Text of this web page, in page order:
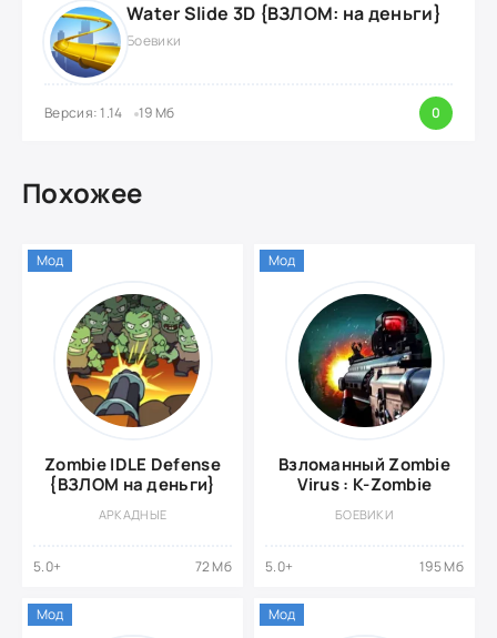
Water Slide 3D {ВЗЛОМ: на деньги}
Боевики
Версия: 1.14 19 Мб 0
Похожее
Zombie IDLE Defense
{ВЗЛОМ на деньги}
АРКАДНЫЕ
5.0+ 72 Мб
Мод
Взломанный Zombie
Virus : K-Zombie
БОЕВИКИ
5.0+ 195 Мб
Мод
Мод Мод